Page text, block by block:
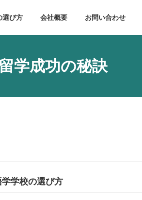
選び方 会社概要 お問い合わせ
留学成功の秘訣
学校の選び方